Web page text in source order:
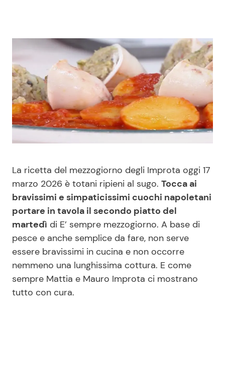
News Musica
News Spettacolo
Benessere
Casa
Mondo Mamma
News benessere
Salute
Viaggi e Turismo
Cucina e Ricette
Consigli di Cucina
Le Ricette in TV
Primi Piatti
Ricette Facili e Veloci
Ricette Feste
La ricetta del mezzogiorno degli Improta oggi 17
marzo 2026 è totani ripieni al sugo. Tocca ai
bravissimi e simpaticissimi cuochi napoletani
portare in tavola il secondo piatto del
martedì di E’ sempre mezzogiorno. A base di
pesce e anche semplice da fare, non serve
essere bravissimi in cucina e non occorre
nemmeno una lunghissima cottura. E come
sempre Mattia e Mauro Improta ci mostrano
tutto con cura.